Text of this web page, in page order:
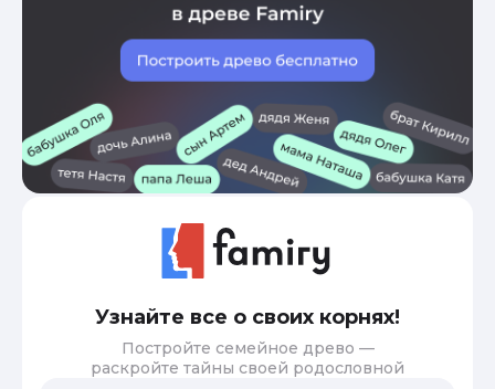
Узнайте все о своих корнях!
Постройте семейное древо —
раскройте тайны своей родословной